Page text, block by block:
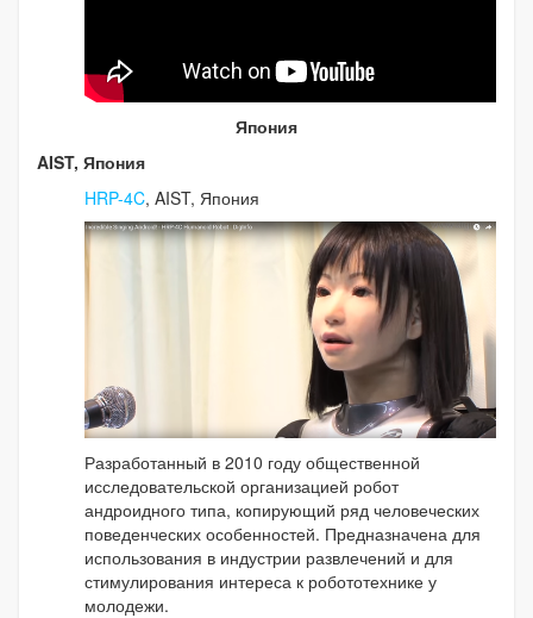
Япония
AIST, Япония
HRP-4C, AIST, Япония
Разработанный в 2010 году общественной
исследовательской организацией робот
андроидного типа, копирующий ряд человеческих
поведенческих особенностей. Предназначена для
использования в индустрии развлечений и для
стимулирования интереса к робототехнике у
молодежи.